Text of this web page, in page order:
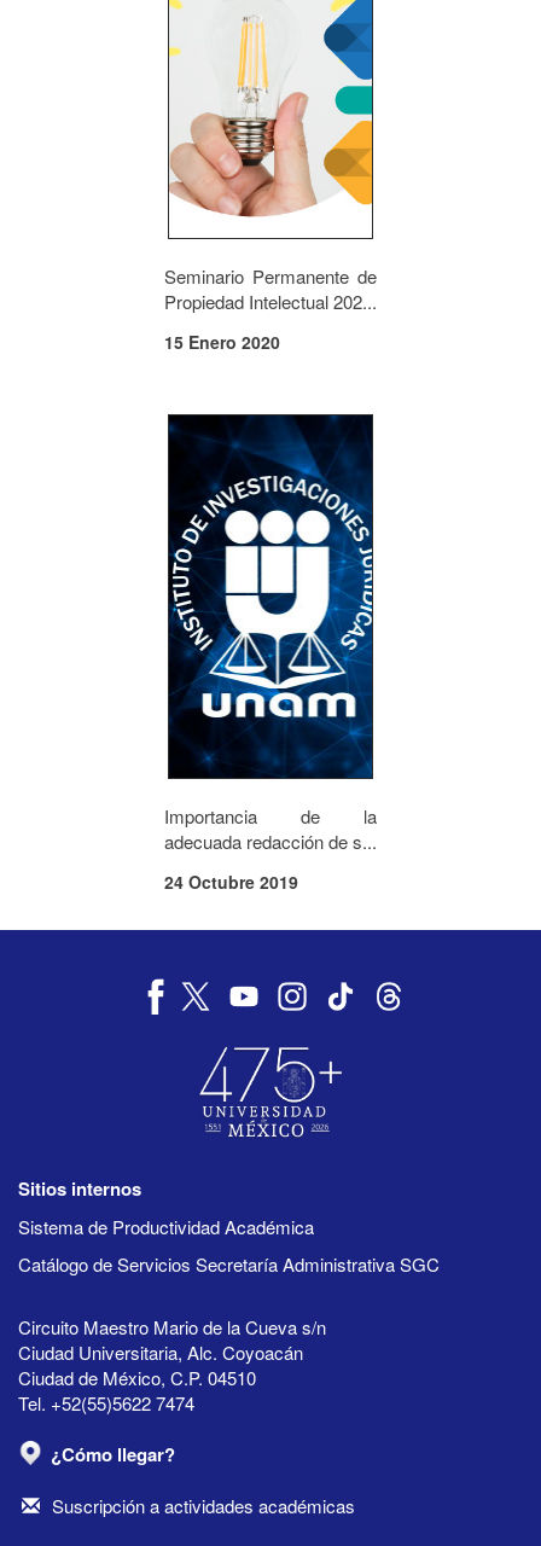
Seminario Permanente de
Propiedad Intelectual 202...
15 Enero 2020
Importancia de la
adecuada redacción de s...
24 Octubre 2019
Sitios internos
Sistema de Productividad Académica
Catálogo de Servicios Secretaría Administrativa SGC
Circuito Maestro Mario de la Cueva s/n
Ciudad Universitaria, Alc. Coyoacán
Ciudad de México, C.P. 04510
Tel. +52(55)5622 7474
¿Cómo llegar?
Suscripción a actividades académicas